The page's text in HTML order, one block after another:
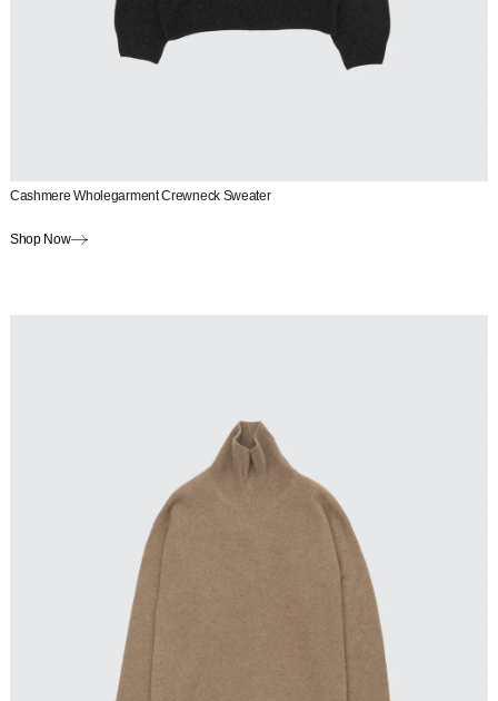
Cashmere Wholegarment Crewneck Sweater
Shop Now